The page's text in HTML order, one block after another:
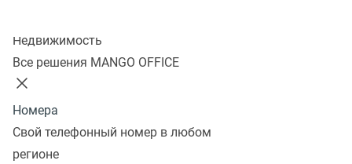
Недвижимость
Все решения MANGO OFFICE
Номера
Свой телефонный номер в любом
регионе
и обслуживание сложных CRM-систем могут